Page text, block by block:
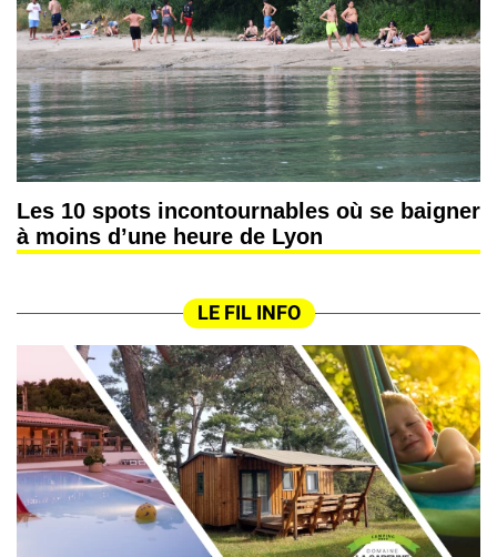
Les 10 spots incontournables où se baigner
à moins d’une heure de Lyon
LE FIL INFO